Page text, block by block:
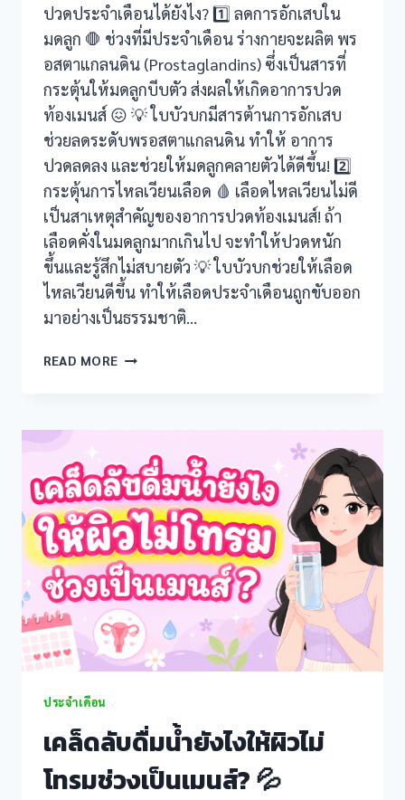
güncel giriş
giriş
giriş
güncel giriş
giriş
ปวดประจำเดือนได้ยังไง? 1️⃣ ลดการอักเสบใน
มดลูก 🛑 ช่วงที่มีประจำเดือน ร่างกายจะผลิต พร
อสตาแกลนดิน (Prostaglandins) ซึ่งเป็นสารที่
กระตุ้นให้มดลูกบีบตัว ส่งผลให้เกิดอาการปวด
ท้องเมนส์ 😖 💡 ใบบัวบกมีสารต้านการอักเสบ
ช่วยลดระดับพรอสตาแกลนดิน ทำให้ อาการ
ปวดลดลง และช่วยให้มดลูกคลายตัวได้ดีขึ้น! 2️⃣
กระตุ้นการไหลเวียนเลือด 🩸 เลือดไหลเวียนไม่ดี
เป็นสาเหตุสำคัญของอาการปวดท้องเมนส์! ถ้า
เลือดคั่งในมดลูกมากเกินไป จะทำให้ปวดหนัก
ขึ้นและรู้สึกไม่สบายตัว 💡 ใบบัวบกช่วยให้เลือด
ไหลเวียนดีขึ้น ทำให้เลือดประจำเดือนถูกขับออก
มาอย่างเป็นธรรมชาติ…
READ MOREใบ
ท้อง
เมนส์
ได้
หรือ
ไม่?
ประจำเดือน
เคล็ดลับดื่มน้ำยังไงให้ผิวไม่
โทรมช่วงเป็นเมนส์? 💦